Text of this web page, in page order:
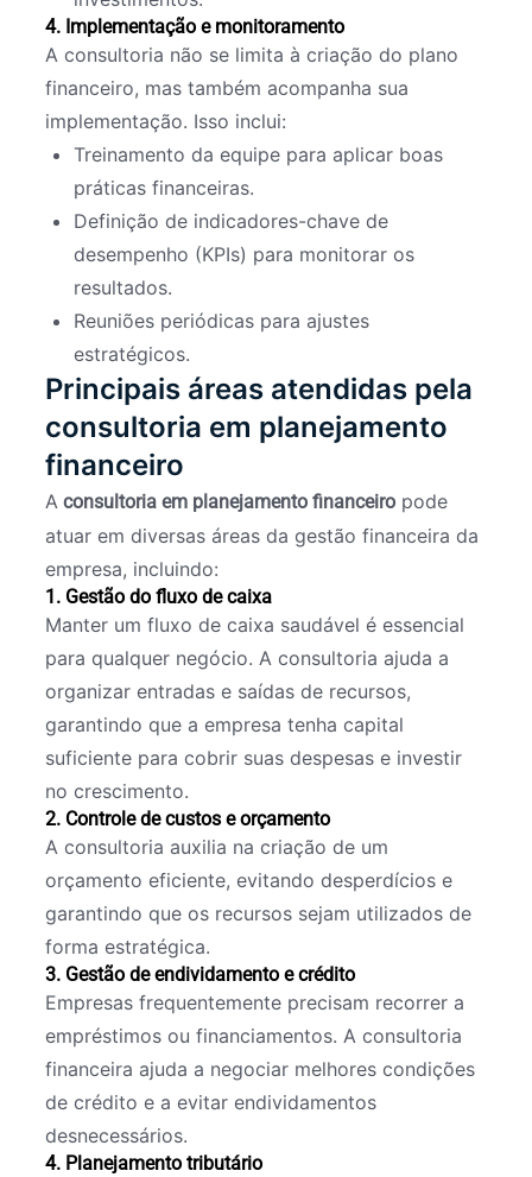
4. Implementação e monitoramento
A consultoria não se limita à criação do plano
financeiro, mas também acompanha sua
implementação. Isso inclui:
Treinamento da equipe para aplicar boas
práticas financeiras.
Definição de indicadores-chave de
desempenho (KPIs) para monitorar os
resultados.
Reuniões periódicas para ajustes
estratégicos.
Principais áreas atendidas pela
consultoria em planejamento
financeiro
A consultoria em planejamento financeiro pode
atuar em diversas áreas da gestão financeira da
empresa, incluindo:
1. Gestão do fluxo de caixa
Manter um fluxo de caixa saudável é essencial
para qualquer negócio. A consultoria ajuda a
organizar entradas e saídas de recursos,
garantindo que a empresa tenha capital
suficiente para cobrir suas despesas e investir
no crescimento.
2. Controle de custos e orçamento
A consultoria auxilia na criação de um
orçamento eficiente, evitando desperdícios e
garantindo que os recursos sejam utilizados de
forma estratégica.
3. Gestão de endividamento e crédito
Empresas frequentemente precisam recorrer a
empréstimos ou financiamentos. A consultoria
financeira ajuda a negociar melhores condições
de crédito e a evitar endividamentos
desnecessários.
4. Planejamento tributário